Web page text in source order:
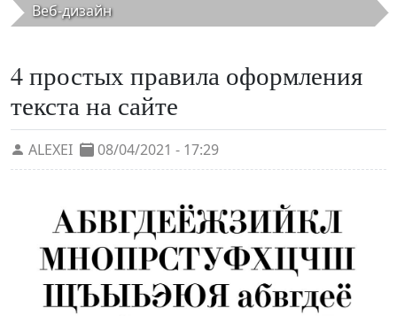
Веб-дизайн
4 простых правила оформления
текста на сайте
ALEXEI 08/04/2021 - 17:29